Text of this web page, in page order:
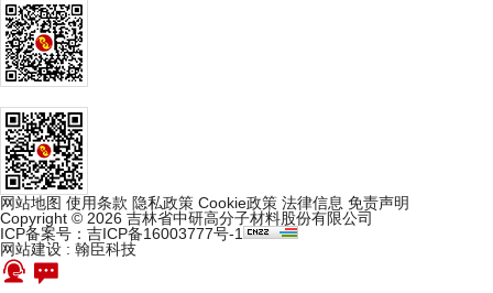
网站地图 使用条款 隐私政策 Cookie政策 法律信息 免责声明
Copyright © 2026 吉林省中研高分子材料股份有限公司
ICP备案号：吉ICP备16003777号-1
网站建设 : 翰臣科技